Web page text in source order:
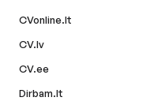
CVonline.lt
CV.lv
CV.ee
Dirbam.lt